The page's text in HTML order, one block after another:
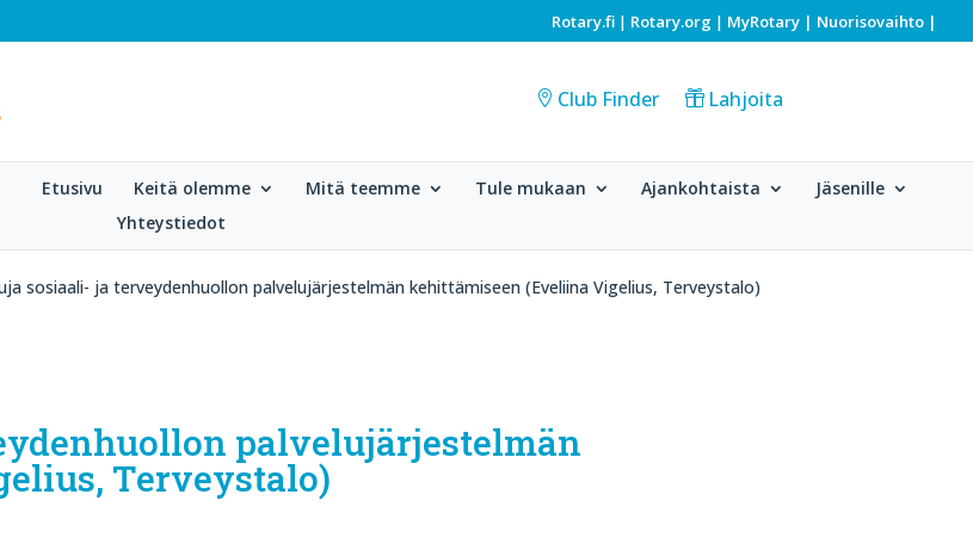
Rotary.fi | Rotary.org | MyRotary | Nuorisovaihto |
Club Finder Lahjoita
Etusivu Keitä olemme Mitä teemme Tule mukaan Ajankohtaista
Jäsenille
Yhteystiedot
sosiaali- ja terveydenhuollon palvelujärjestelmän kehittämiseen (Eveliina Vigelius, Terveystalo)
palvelujärjestelmän
Terveystalo)